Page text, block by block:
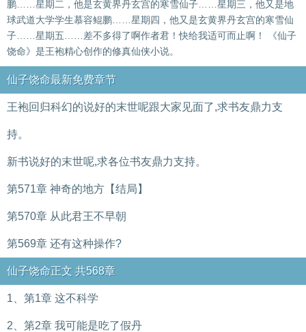
鹏……星期二，他是玄黄界丹玄宫的寒雪仙子……星期三，他又是地
球武道大学学生慕容鲲鹏……星期四，他又是玄黄界丹玄宫的寒雪仙
子……星期五……差不多得了啊作者君！快给我适可而止啊！ 《仙子
饶命》是王袍精心创作的修真仙侠小说。
仙子饶命最新免费章节
王袍回归科幻的说好的末世呢跟大家见面了,求书友鼎力支
持。
新书说好的末世呢,求各位书友鼎力支持。
第571章 神奇的地方【结局】
第570章 从此君王不早朝
第569章 还有这种操作?
仙子饶命正文 共568章
1、第1章 这不科学
2、第2章 我可能是吃了假丹